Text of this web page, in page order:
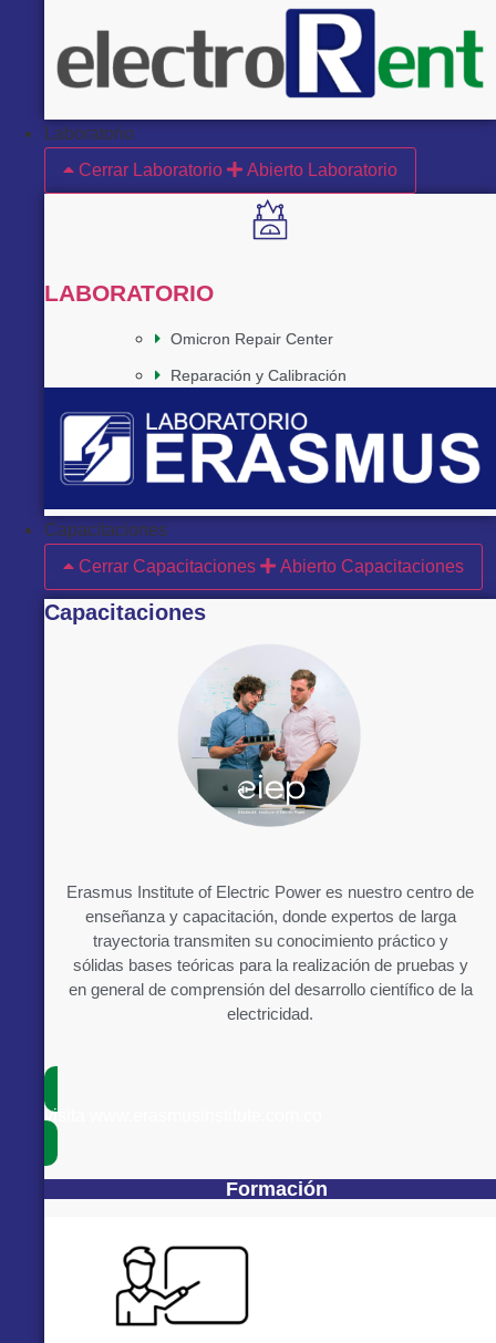
Laboratorio
Cerrar Laboratorio
Abierto Laboratorio
LABORATORIO
Omicron Repair Center
Reparación y Calibración
Capacitaciones
Cerrar Capacitaciones
Abierto Capacitaciones
Capacitaciones
Erasmus Institute of Electric Power es nuestro centro de
enseñanza y capacitación, donde expertos de larga
trayectoria transmiten su conocimiento práctico y
sólidas bases teóricas para la realización de pruebas y
en general de comprensión del desarrollo científico de la
electricidad.
visita www.erasmusinstitute.com.co
Formación